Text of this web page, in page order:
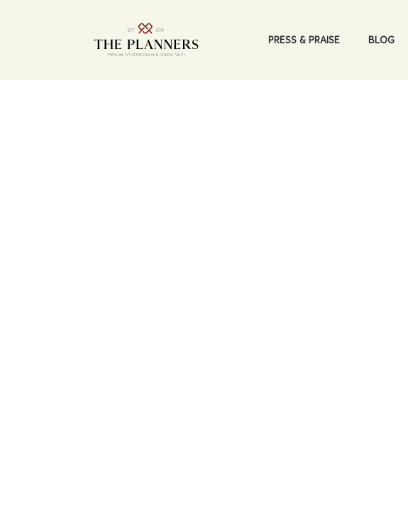
PRESS & PRAISE BLOG